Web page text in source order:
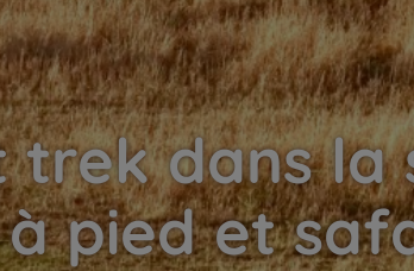
trek dans la
pied et